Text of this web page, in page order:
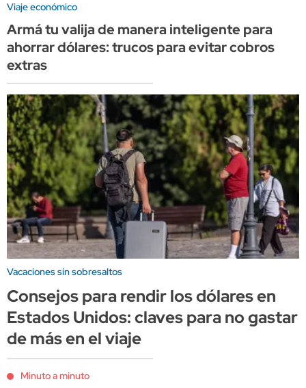
Viaje económico
Armá tu valija de manera inteligente para
ahorrar dólares: trucos para evitar cobros
extras
Vacaciones sin sobresaltos
Consejos para rendir los dólares en
Estados Unidos: claves para no gastar
de más en el viaje
Minuto a minuto